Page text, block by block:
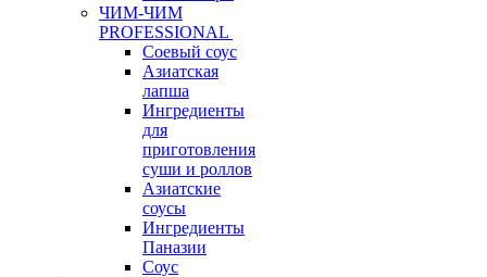
ЧИМ-ЧИМ
PROFESSIONAL
Соевый соус
Азиатская
лапша
Ингредиенты
для
приготовления
суши и роллов
Азиатские
соусы
Ингредиенты
Паназии
Соус